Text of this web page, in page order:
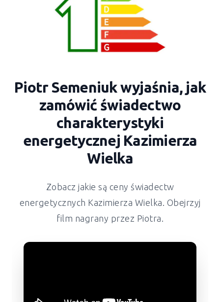
Piotr Semeniuk wyjaśnia, jak
zamówić świadectwo
charakterystyki
energetycznej Kazimierza
Wielka
Zobacz jakie są ceny świadectw
energetycznych Kazimierza Wielka . Obejrzyj
film nagrany przez Piotra.